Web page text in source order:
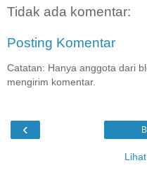
Tidak ada komentar:
Posting Komentar
Catatan: Hanya anggota dari
mengirim komentar.
‹